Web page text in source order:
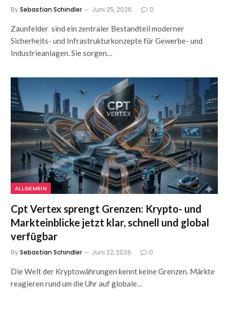
BySebastian Schindler Juni 25, 2026 0
Zaunfelder sind ein zentraler Bestandteil moderner
Sicherheits- und Infrastrukturkonzepte für Gewerbe- und
Industrieanlagen. Sie sorgen…
ALLGEMEIN
Cpt Vertex sprengt Grenzen: Krypto- und
Markteinblicke jetzt klar, schnell und global
verfügbar
BySebastian Schindler Juni 22, 2026 0
Die Welt der Kryptowährungen kennt keine Grenzen. Märkte
reagieren rund um die Uhr auf globale…